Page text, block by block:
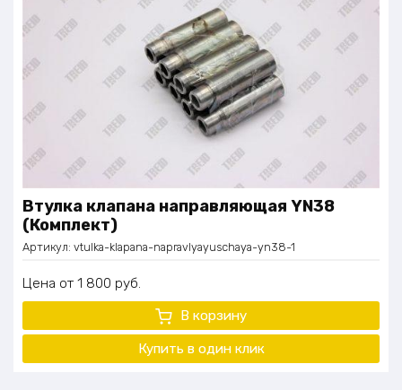
Втулка клапана направляющая YN38
(Комплект)
Артикул: vtulka-klapana-napravlyayuschaya-yn38-1
Цена 1 800 руб.
В корзину
Купить в один клик